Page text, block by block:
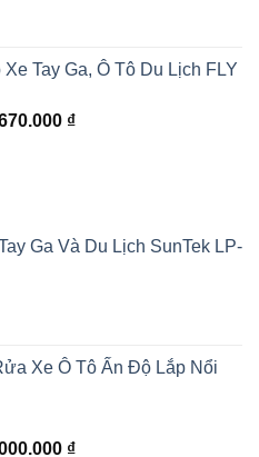
Tay Ga, Ô Tô Du Lịch FLY
₫.
₫Giá
Ga Và Du Lịch SunTek LP-
Xe Ô Tô Ấn Độ Lắp Nổi
₫Giá